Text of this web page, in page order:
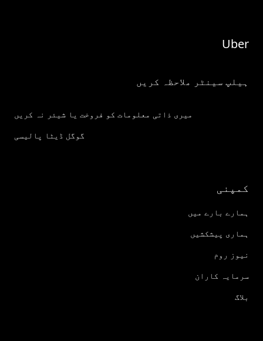
Uber
ہیلپ سینٹر ملاحظہ کریں
میری ذاتی معلومات کو فروخت یا شیئر نہ کریں
گوگل ڈیٹا پالیسی
کمپنی
ہمارے بارے میں
ہماری پیشکشیں
نیوز روم
سرمایہ کاران
بلاگ